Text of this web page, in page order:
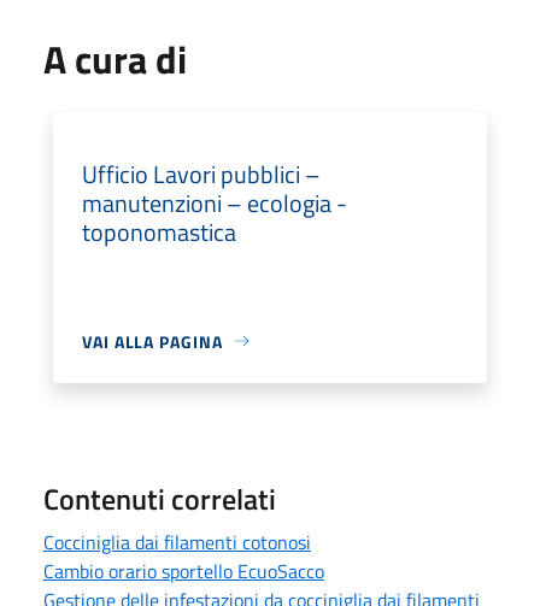
A cura di
Ufficio Lavori pubblici –
manutenzioni – ecologia -
toponomastica
VAI ALLA PAGINA
Contenuti correlati
Cocciniglia dai filamenti cotonosi
Cambio orario sportello EcuoSacco
Gestione delle infestazioni da cocciniglia dai filamenti